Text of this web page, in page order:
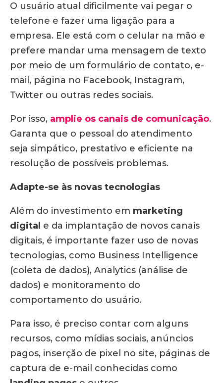
O usuário atual dificilmente vai pegar o
telefone e fazer uma ligação para a
empresa. Ele está com o celular na mão e
prefere mandar uma mensagem de texto
por meio de um formulário de contato, e-
mail, página no Facebook, Instagram,
Twitter ou outras redes sociais.
Por isso, amplie os canais de comunicação.
Garanta que o pessoal do atendimento
seja simpático, prestativo e eficiente na
resolução de possíveis problemas.
Adapte-se às novas tecnologias
Além do investimento em marketing
digital e da implantação de novos canais
digitais, é importante fazer uso de novas
tecnologias, como Business Intelligence
(coleta de dados), Analytics (análise de
dados) e monitoramento do
comportamento do usuário.
Para isso, é preciso contar com alguns
recursos, como mídias sociais, anúncios
pagos, inserção de pixel no site, páginas de
captura de e-mail conhecidas como